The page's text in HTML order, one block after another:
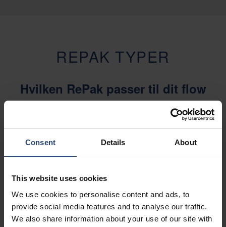
Consent Details About
This website uses cookies
We use cookies to personalise content and ads, to
provide social media features and to analyse our traffic.
We also share information about your use of our site with
REPAK TYPER
Hvilken RePak passer til dit flow
Nefab RePak fås i forskellige versioner og kan
tilpasses dine behov med hensyn til størrelse,
RePak sortiment.